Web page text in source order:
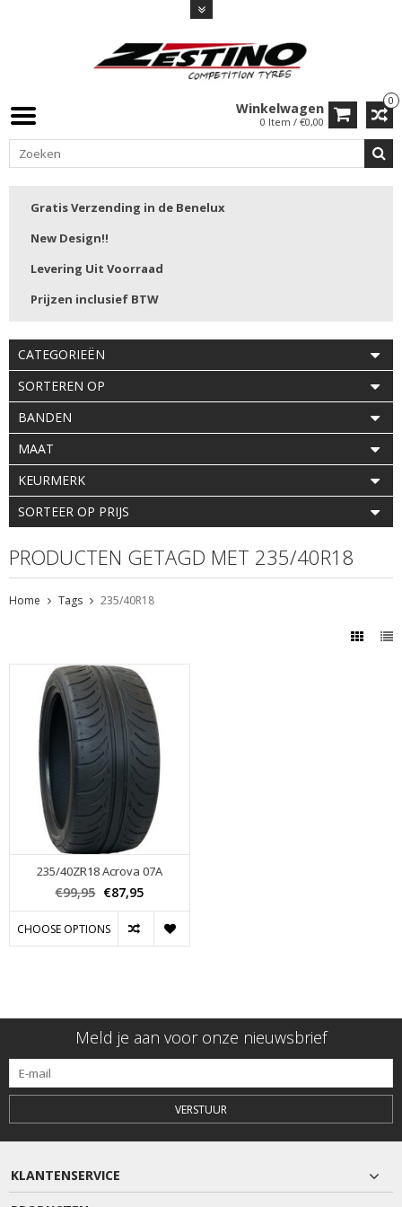
0
Winkelwagen
0 Item / €0,00
Gratis Verzending in de Benelux
New Design!!
Levering Uit Voorraad
Prijzen inclusief BTW
CATEGORIEËN
SORTEREN OP
BANDEN
MAAT
KEURMERK
SORTEER OP PRIJS
PRODUCTEN GETAGD MET 235/40R18
Home Tags 235/40R18
235/40ZR18 Acrova 07A
€99,95 €87,95
CHOOSE OPTIONS
Meld je aan voor onze nieuwsbrief
VERSTUUR
KLANTENSERVICE